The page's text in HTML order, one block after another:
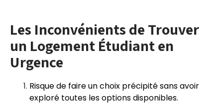
Les Inconvénients de Trouver
un Logement Étudiant en
Urgence
Risque de faire un choix précipité sans avoir
exploré toutes les options disponibles.